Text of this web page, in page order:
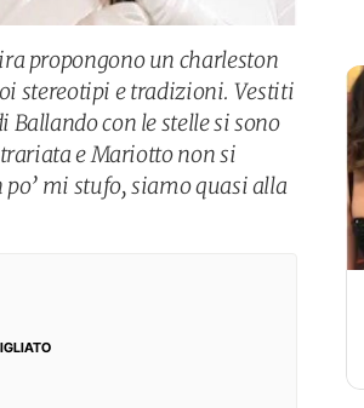
propongono un charleston
stereotipi e tradizioni. Vestiti
con le stelle si sono
e Mariotto non si
mi stufo, siamo quasi alla